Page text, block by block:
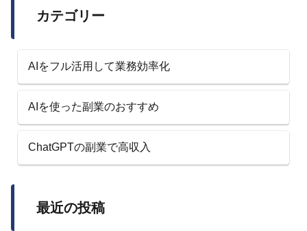
カテゴリー
AIをフル活用して業務効率化
AIを使った副業のおすすめ
ChatGPTの副業で高収入
最近の投稿